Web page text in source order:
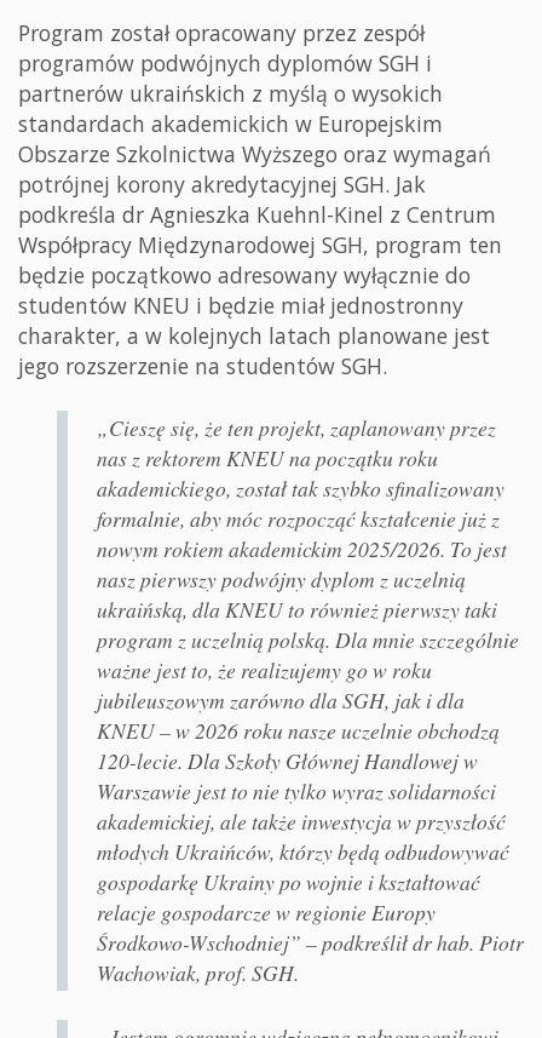
Program został opracowany przez zespół
programów podwójnych dyplomów SGH i
partnerów ukraińskich z myślą o wysokich
standardach akademickich w Europejskim
Obszarze Szkolnictwa Wyższego oraz wymagań
potrójnej korony akredytacyjnej SGH. Jak
podkreśla dr Agnieszka Kuehnl-Kinel z Centrum
Współpracy Międzynarodowej SGH, program ten
będzie początkowo adresowany wyłącznie do
studentów KNEU i będzie miał jednostronny
charakter, a w kolejnych latach planowane jest
jego rozszerzenie na studentów SGH.
„Cieszę się, że ten projekt, zaplanowany przez
nas z rektorem KNEU na początku roku
akademickiego, został tak szybko sfinalizowany
formalnie, aby móc rozpocząć kształcenie już z
nowym rokiem akademickim 2025/2026. To jest
nasz pierwszy podwójny dyplom z uczelnią
ukraińską, dla KNEU to również pierwszy taki
program z uczelnią polską. Dla mnie szczególnie
ważne jest to, że realizujemy go w roku
jubileuszowym zarówno dla SGH, jak i dla
KNEU – w 2026 roku nasze uczelnie obchodzą
120-lecie. Dla Szkoły Głównej Handlowej w
Warszawie jest to nie tylko wyraz solidarności
akademickiej, ale także inwestycja w przyszłość
młodych Ukraińców, którzy będą odbudowywać
gospodarkę Ukrainy po wojnie i kształtować
relacje gospodarcze w regionie Europy
Środkowo-Wschodniej” – podkreślił dr hab. Piotr
Wachowiak, prof. SGH.